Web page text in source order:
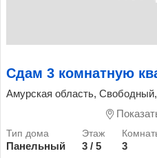
Сдам 3 комнатную
Амурская область,
Панельный 3 / 5 3